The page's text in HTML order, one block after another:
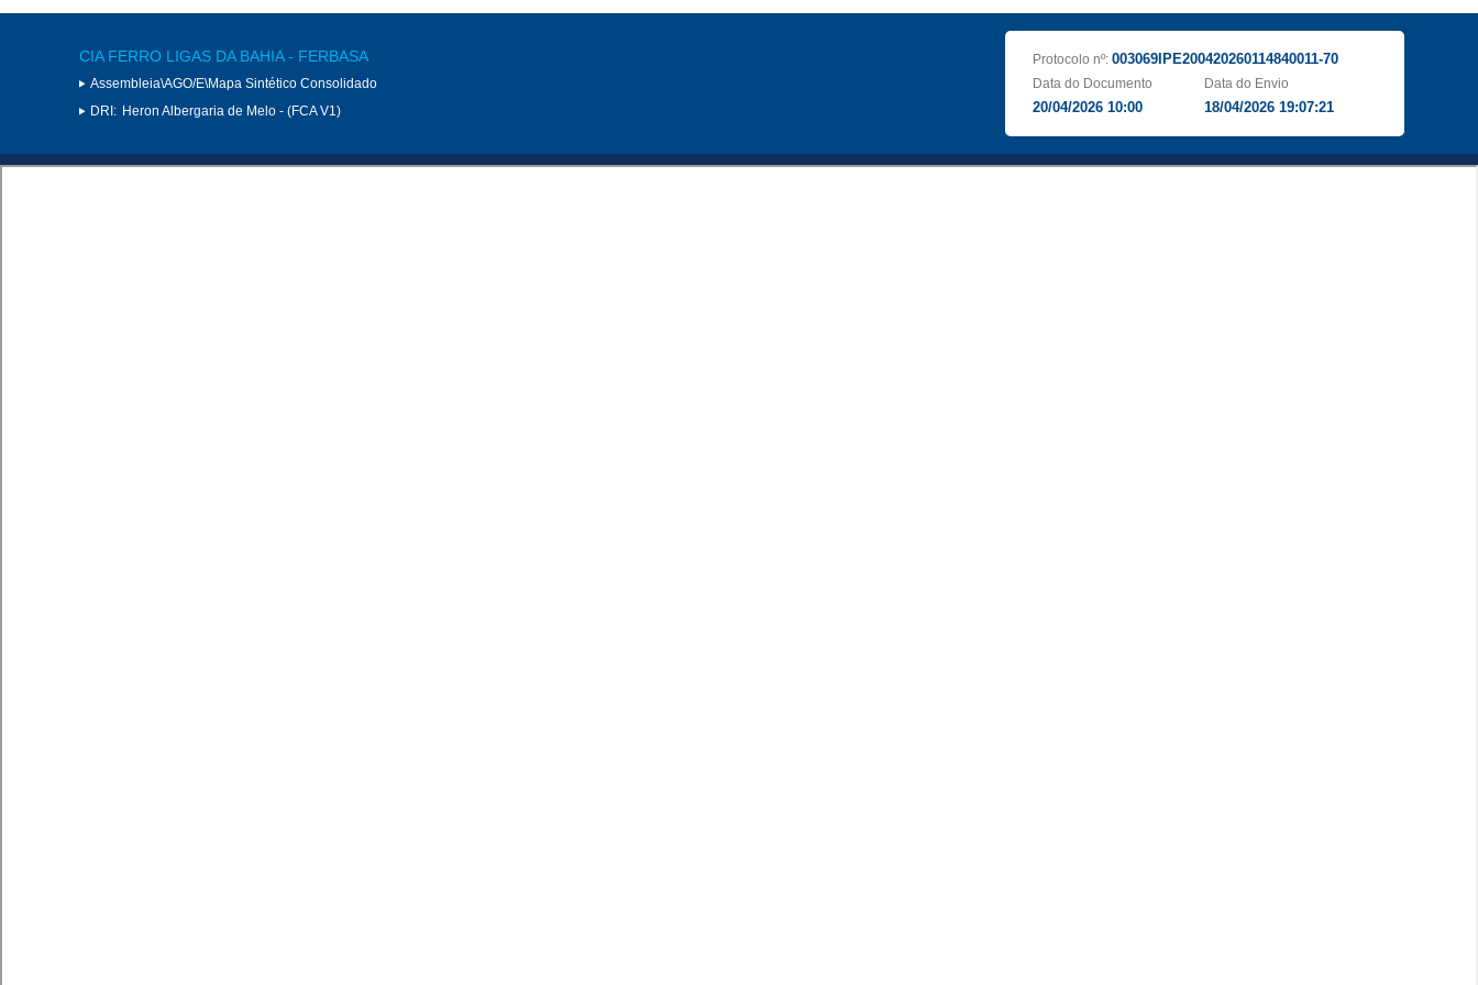
CIA FERRO LIGAS DA BAHIA - FERBASA
Assembleia\AGO/E\Mapa Sintético Consolidado
DRI: Heron Albergaria de Melo - (FCA V1)
Protocolo nº: 003069IPE200420260114840011-70
Data do Documento
20/04/2026 10:00
Data do Envio
18/04/2026 19:07:21